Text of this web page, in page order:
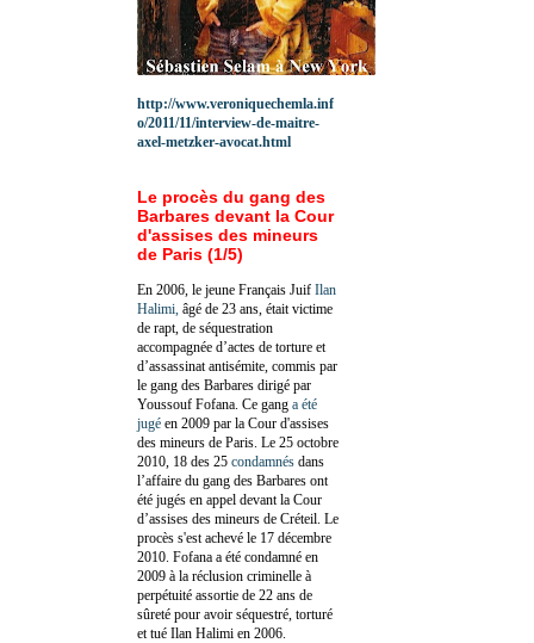
http://www.veroniquechemla.inf
o/2011/11/interview-de-maitre-
axel-metzker-avocat.html
Le procès du gang des
Barbares devant la Cour
d'assises des mineurs
de Paris (1/5)
En 2006, le jeune Français Juif Ilan
Halimi, âgé de 23 ans, était victime
de rapt, de séquestration
accompagnée d’actes de torture et
d’assassinat antisémite, commis par
le gang des Barbares dirigé par
Youssouf Fofana. Ce gang a été
jugé en 2009 par la Cour d'assises
des mineurs de Paris. Le 25 octobre
2010, 18 des 25 condamnés dans
l’affaire du gang des Barbares ont
été jugés en appel devant la Cour
d’assises des mineurs de Créteil. Le
procès s'est achevé le 17 décembre
2010. Fofana a été condamné en
2009 à la réclusion criminelle à
perpétuité assortie de 22 ans de
sûreté pour avoir séquestré, torturé
et tué Ilan Halimi en 2006.